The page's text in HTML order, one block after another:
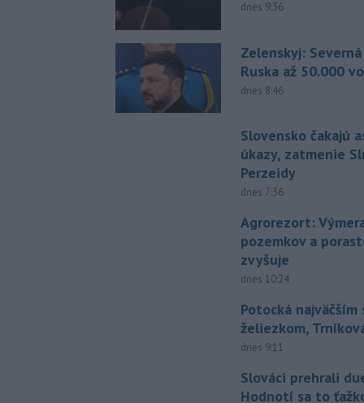
dnes 9:36
Zelenskyj:
Ruska až 50.000
dnes 8:46
Slovensko čakajú
úkazy, zatmenie
Perzeidy
dnes 7:36
Agrorezort:
pozemkov a
zvyšuje
dnes 10:24
Potocká najväčším
želiezkom,
dnes 9:11
Slováci prehrali
Hodnotí sa to